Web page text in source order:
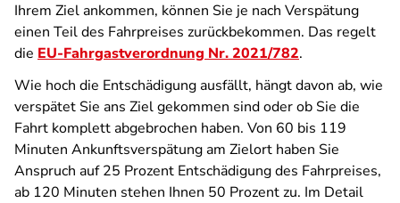
Ihrem Ziel ankommen, können Sie je nach Verspätung
einen Teil des Fahrpreises zurückbekommen. Das regelt
die EU-Fahrgastverordnung Nr. 2021/782.
Wie hoch die Entschädigung ausfällt, hängt davon ab, wie
verspätet Sie ans Ziel gekommen sind oder ob Sie die
Fahrt komplett abgebrochen haben. Von 60 bis 119
Minuten Ankunftsverspätung am Zielort haben Sie
Anspruch auf 25 Prozent Entschädigung des Fahrpreises,
ab 120 Minuten stehen Ihnen 50 Prozent zu. Im Detail